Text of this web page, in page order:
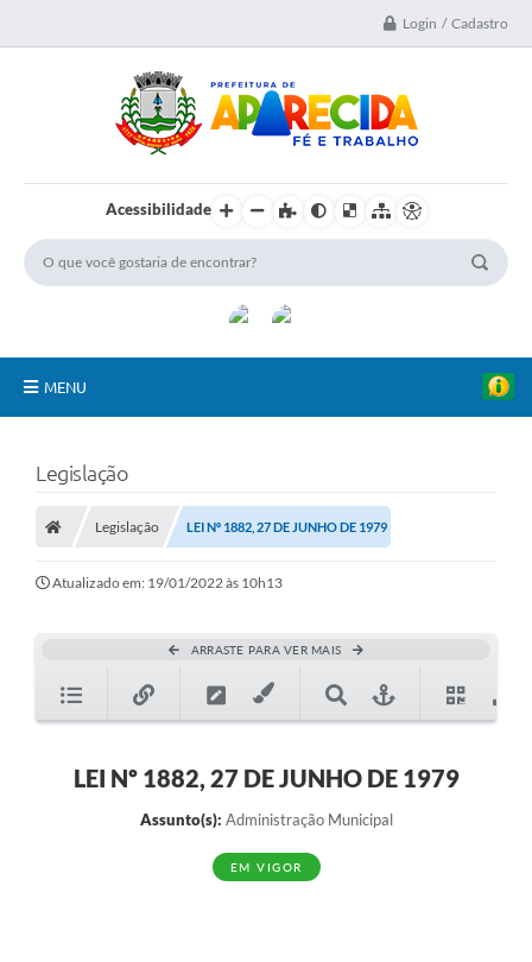
Login / Cadastro
Acessibilidade
MENU
Secretarias
Transparência
Turismo
Coronavírus
Serviços Online
Legislação
Legislação LEI Nº 1882, 27 DE JUNHO DE 1979
Atualizado em: 19/01/2022 às 10h13
ARRASTE PARA VER MAIS
LEI Nº 1882, 27 DE JUNHO DE 1979
Assunto(s): Administração Municipal
EM VIGOR